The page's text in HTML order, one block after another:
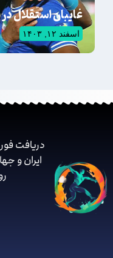
غایبان استقلال در
اسفند ۱۲, ۱۴۰۳
دریافت
ایران و